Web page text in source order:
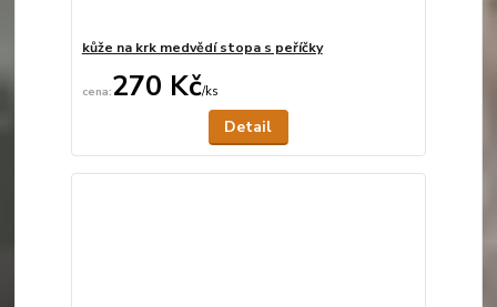
kůže na krk medvědí stopa s peříčky
270 Kč/ks
Detail